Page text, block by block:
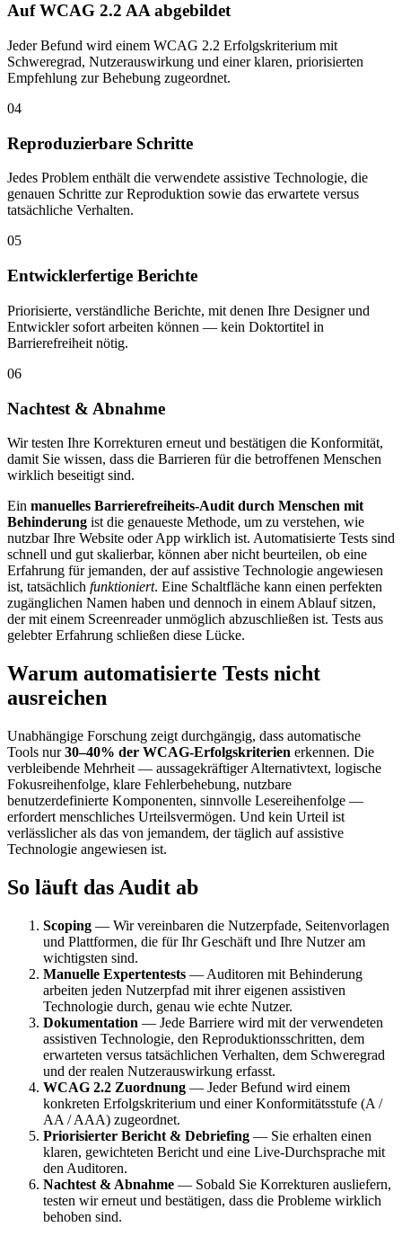
Auf WCAG 2.2 AA abgebildet
Jeder Befund wird einem WCAG 2.2 Erfolgskriterium mit
Schweregrad, Nutzerauswirkung und einer klaren, priorisierten
Empfehlung zur Behebung zugeordnet.
04
Reproduzierbare Schritte
Jedes Problem enthält die verwendete assistive Technologie, die
genauen Schritte zur Reproduktion sowie das erwartete versus
tatsächliche Verhalten.
05
Entwicklerfertige Berichte
Priorisierte, verständliche Berichte, mit denen Ihre Designer und
Entwickler sofort arbeiten können — kein Doktortitel in
Barrierefreiheit nötig.
06
Nachtest & Abnahme
Wir testen Ihre Korrekturen erneut und bestätigen die Konformität,
damit Sie wissen, dass die Barrieren für die betroffenen Menschen
wirklich beseitigt sind.
Ein manuelles Barrierefreiheits-Audit durch Menschen mit
Behinderung ist die genaueste Methode, um zu verstehen, wie
nutzbar Ihre Website oder App wirklich ist. Automatisierte Tests sind
schnell und gut skalierbar, können aber nicht beurteilen, ob eine
Erfahrung für jemanden, der auf assistive Technologie angewiesen
ist, tatsächlich funktioniert. Eine Schaltfläche kann einen perfekten
zugänglichen Namen haben und dennoch in einem Ablauf sitzen,
der mit einem Screenreader unmöglich abzuschließen ist. Tests aus
gelebter Erfahrung schließen diese Lücke.
Warum automatisierte Tests nicht
ausreichen
Unabhängige Forschung zeigt durchgängig, dass automatische
Tools nur30–40% der WCAG-Erfolgskriterien erkennen. Die
verbleibende Mehrheit — aussagekräftiger Alternativtext, logische
Fokusreihenfolge, klare Fehlerbehebung, nutzbare
benutzerdefinierte Komponenten, sinnvolle Lesereihenfolge —
erfordert menschliches Urteilsvermögen. Und kein Urteil ist
verlässlicher als das von jemandem, der täglich auf assistive
Technologie angewiesen ist.
So läuft das Audit ab
Scoping — Wir vereinbaren die Nutzerpfade, Seitenvorlagen
und Plattformen, die für Ihr Geschäft und Ihre Nutzer am
wichtigsten sind.
Manuelle Expertentests — Auditoren mit Behinderung
arbeiten jeden Nutzerpfad mit ihrer eigenen assistiven
Technologie durch, genau wie echte Nutzer.
Dokumentation — Jede Barriere wird mit der verwendeten
assistiven Technologie, den Reproduktionsschritten, dem
erwarteten versus tatsächlichen Verhalten, dem Schweregrad
und der realen Nutzerauswirkung erfasst.
WCAG 2.2 Zuordnung — Jeder Befund wird einem
konkreten Erfolgskriterium und einer Konformitätsstufe (A /
AA / AAA) zugeordnet.
Priorisierter Bericht & Debriefing — Sie erhalten einen
klaren, gewichteten Bericht und eine Live-Durchsprache mit
den Auditoren.
Nachtest & Abnahme — Sobald Sie Korrekturen ausliefern,
testen wir erneut und bestätigen, dass die Probleme wirklich
behoben sind.